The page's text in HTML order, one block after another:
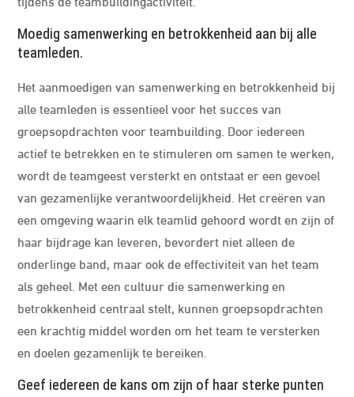
Moedig samenwerking en betrokkenheid aan bij alle
teamleden.
Het aanmoedigen van samenwerking en betrokkenheid bij
alle teamleden is essentieel voor het succes van
groepsopdrachten voor teambuilding. Door iedereen
actief te betrekken en te stimuleren om samen te werken,
wordt de teamgeest versterkt en ontstaat er een gevoel
van gezamenlijke verantwoordelijkheid. Het creëren van
een omgeving waarin elk teamlid gehoord wordt en zijn of
haar bijdrage kan leveren, bevordert niet alleen de
onderlinge band, maar ook de effectiviteit van het team
als geheel. Met een cultuur die samenwerking en
betrokkenheid centraal stelt, kunnen groepsopdrachten
een krachtig middel worden om het team te versterken
en doelen gezamenlijk te bereiken.
Geef iedereen de kans om zijn of haar sterke punten